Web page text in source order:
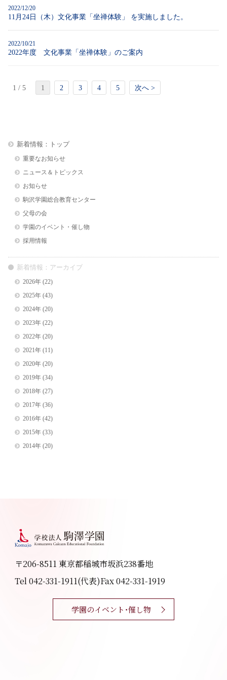
2022/12/20
11月24日（木）文化事業「坐禅体験」 を実施しました。
2022/10/21
2022年度 文化事業「坐禅体験」のご案内
1 / 5 1 2 3 4 5 次へ >
新着情報：トップ
重要なお知らせ
ニュース＆トピックス
お知らせ
駒沢学園総合教育センター
父母の会
学園のイベント・催し物
採用情報
新着情報：アーカイブ
2026年(22)
2025年(43)
2024年(20)
2023年(22)
2022年(20)
2021年(11)
2020年(20)
2019年(34)
2018年(27)
2017年(36)
2016年(42)
2015年(33)
2014年(20)
〒206-8511 東京都稲城市坂浜238番地
Tel 042-331-1911(代表)Fax 042-331-1919
学園のイベント・催し物